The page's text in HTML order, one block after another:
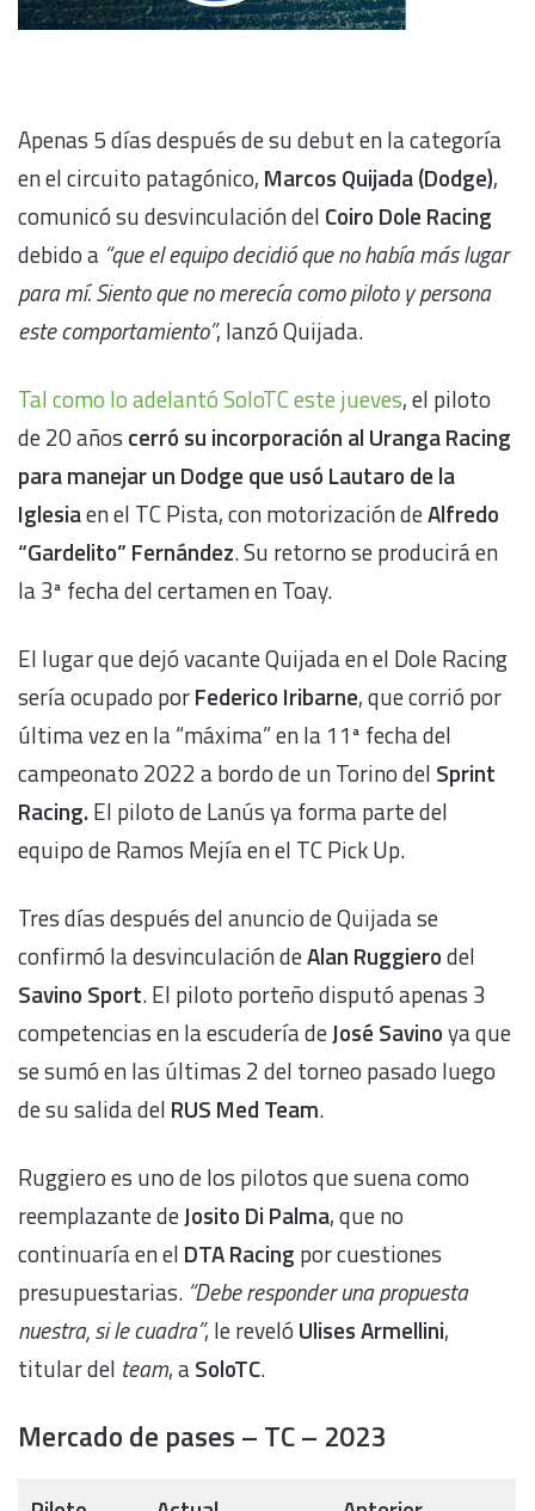
Apenas 5 días después de su debut en la categoría
en el circuito patagónico, Marcos Quijada (Dodge),
comunicó su desvinculación del Coiro Dole Racing
debido a “que el equipo decidió que no había más lugar
para mí. Siento que no merecía como piloto y persona
este comportamiento”, lanzó Quijada.
Tal como lo adelantó SoloTC este jueves, el piloto
de 20 años cerró su incorporación al Uranga Racing
para manejar un Dodge que usó Lautaro de la
Iglesiaen el TC Pista, con motorización deAlfredo
“Gardelito” Fernández. Su retorno se producirá en
la 3ª fecha del certamen en Toay.
El lugar que dejó vacante Quijada en el Dole Racing
sería ocupado porFederico Iribarne, que corrió por
última vez en la “máxima” en la 11ª fecha del
campeonato 2022 a bordo de un Torino del Sprint
Racing. El piloto de Lanús ya forma parte del
equipo de Ramos Mejía en el TC Pick Up.
Tres días después del anuncio de Quijada se
confirmó la desvinculación deAlan Ruggierodel
Savino Sport. El piloto porteño disputó apenas 3
competencias en la escudería deJosé Savinoya que
se sumó en las últimas 2 del torneo pasado luego
de su salida del RUS Med Team.
Ruggiero es uno de los pilotos que suena como
reemplazante deJosito Di Palma, que no
continuaría en el DTA Racing por cuestiones
presupuestarias. “Debe responder una propuesta
nuestra, si le cuadra”, le reveló Ulises Armellini,
titular del team, aSoloTC.
Mercado de pases – TC – 2023